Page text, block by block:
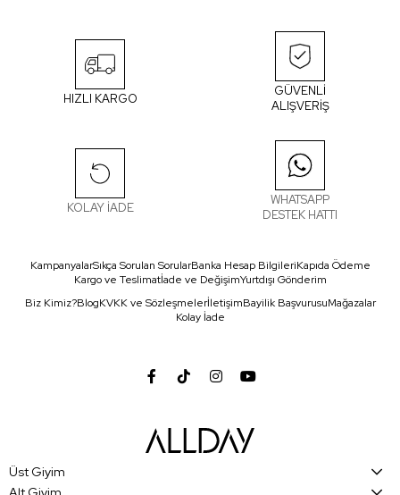
HIZLI KARGO
GÜVENLİ
ALIŞVERİŞ
KOLAY İADE
WHATSAPP
DESTEK HATTI
KampanyalarSıkça Sorulan SorularBanka Hesap BilgileriKapıda Ödeme
Kargo ve Teslimatİade ve DeğişimYurtdışı Gönderim
Biz Kimiz?BlogKVKK ve SözleşmelerİletişimBayilik BaşvurusuMağazalar
Kolay İade
Üst Giyim